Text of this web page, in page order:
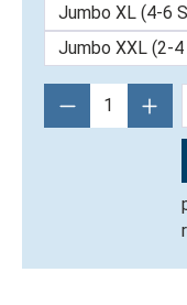
Jumbo XL (4-6
Jumbo XXL (2-